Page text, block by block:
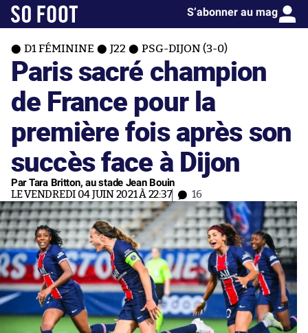
S’abonner au mag
D1 FÉMININE J22 PSG-DIJON (3-0)
Paris sacré champion
de France pour la
première fois après son
succès face à Dijon
Par Tara Britton, au stade Jean Bouin
LE VENDREDI 04 JUIN 2021 À 22:37 16